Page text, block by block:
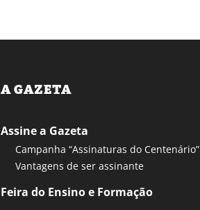
A GAZETA
Assine a Gazeta
Campanha “Assinaturas do Centenário”
Vantagens de ser assinante
Feira do Ensino e Formação